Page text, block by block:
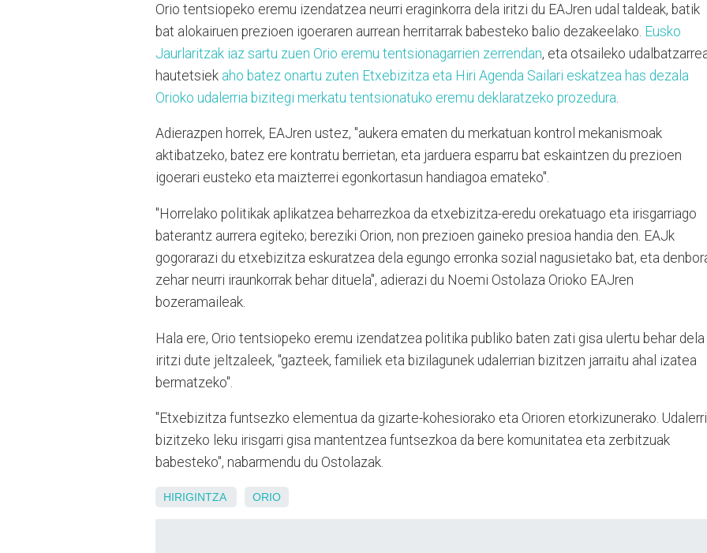
Orio tentsiopeko eremu izendatzea neurri eraginkorra dela iritzi du EAJren udal taldeak, batik
bat alokairuen prezioen igoeraren aurrean herritarrak babesteko balio dezakeelako. Eusko
Jaurlaritzak iaz sartu zuen Orio eremu tentsionagarrien zerrendan, eta otsaileko
hautetsiek aho batez onartu zuten Etxebizitza eta Hiri Agenda Sailari eskatzea has dezala
Orioko udalerria bizitegi merkatu tentsionatuko eremu deklaratzeko prozedura
Adierazpen horrek, EAJren ustez, "aukera ematen du merkatuan kontrol mekanismoak
aktibatzeko, batez ere kontratu berrietan, eta jarduera esparru bat eskaintzen du prezioen
igoerari eusteko eta maizterrei egonkortasun handiagoa emateko".
"Horrelako politikak aplikatzea beharrezkoa da etxebizitza-eredu orekatuago eta irisgarriago
baterantz aurrera egiteko; bereziki Orion, non prezioen gaineko presioa handia den. EAJk
gogorarazi du etxebizitza eskuratzea dela egungo erronka sozial nagusietako bat, eta
zehar neurri iraunkorrak behar dituela", adierazi du Noemi Ostolaza Orioko EAJren
bozeramaileak.
Hala ere, Orio tentsiopeko eremu izendatzea politika publiko baten zati gisa ulertu behar dela
iritzi dute jeltzaleek, "gazteek, familiek eta bizilagunek udalerrian bizitzen jarraitu ahal izatea
bermatzeko".
"Etxebizitza funtsezko elementua da gizarte-kohesiorako eta Orioren etorkizunerako.
bizitzeko leku irisgarri gisa mantentzea funtsezkoa da bere komunitatea eta zerbitzuak
babesteko", nabarmendu du Ostolazak.
HIRIGINTZA ORIO